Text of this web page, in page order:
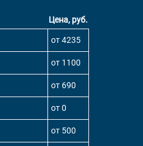
Цена, руб.
от 4235
от 1100
от 690
от 0
от 500